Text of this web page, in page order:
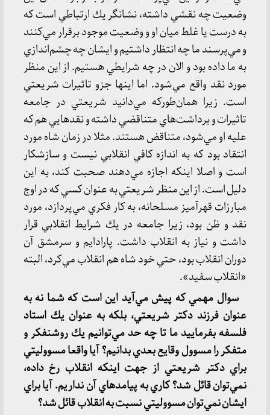
وضعيت چه نقشي داشته، نشانگر يك ارتباطي است كه
به درست يا غلط ميان او و وضعيت موجود برقرار مي‌كنند
و مي‌پرسند ما چه انتظار داشتيم و ايشان چه چشم‌اندازي
به ما داده بود و الان در چه شرايطي هستيم. از اين منظر
مورد نقد واقع مي‌شود. اما اينها جزو تاثيرات شريعتي
است. زيرا همان‌طوركه مي‌دانيد شريعتي در جامعه
تاثيرات و برداشت‌هاي متناقضي داشته و نقدهايي هم كه
عليه او مي‌شود، متناقض هستند. مثلا در زمان شاه مورد
انتقاد بود كه به اندازه كافي انقلابي نيست و سازشكار
است و اصلا اينكه اجازه مي‌دهند صحبت كند، به اين
دليل است. از اين منظر شريعتي به عنوان كسي كه در اوج
مبارزات قهرآميز مسلحانه، به كار فكري مي‌پردازد، مورد
نقد و ظن بود، زيرا جامعه در يك شرايط انقلابي قرار
داشت و نياز به انقلاب داشت. پارادايم و سرمشق آن
دوران انقلاب بود، حتي خود شاه هم انقلاب مي‌كرد، البته
«انقلاب سفيد».
سوال مهمي كه پيش مي‌آيد اين است كه شما نه به
عنوان فرزند دكتر شريعتي، بلكه به عنوان يك استاد
فلسفه بفرماييد ما تا چه حد مي‌توانيم يك روشنفكر و
متفكر را مسوول وقايع بعدي بدانيم؟ آيا واقعا مسووليتي
براي دكتر شريعتي از جهت اينكه انقلاب رخ داده،
نمي‌توان قائل شد؟ كاري به پيامدهاي آن نداريم. آيا براي
ايشان نمي‌توان مسووليتي نسبت به انقلاب قائل شد؟